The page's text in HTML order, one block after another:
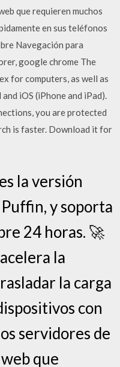
que requieren muchos
en sus teléfonos
Navegación para
google chrome The
for computers, as well as
iOS (iPhone and iPad).
you are protected
is faster. Download it for
la versión
y soporta
24 horas. 🚀
la
la carga
con
servidores de
que